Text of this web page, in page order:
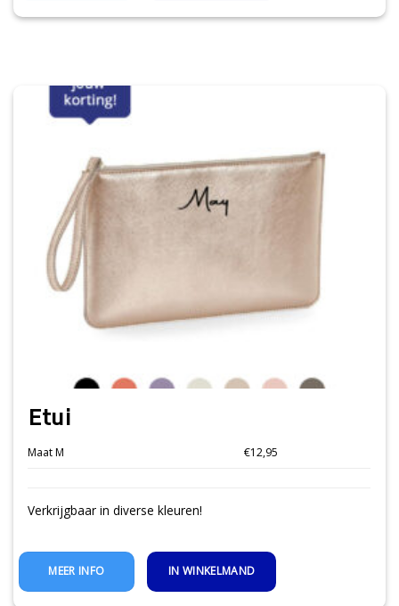
Etui
Maat M €12,95
Verkrijgbaar in diverse kleuren!
IN WINKELMAND
MEER INFO